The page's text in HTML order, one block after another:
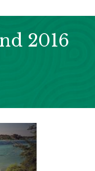
2016